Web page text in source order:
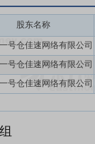
股东名称
号仓佳速网络有限公司
号仓佳速网络有限公司
号仓佳速网络有限公司